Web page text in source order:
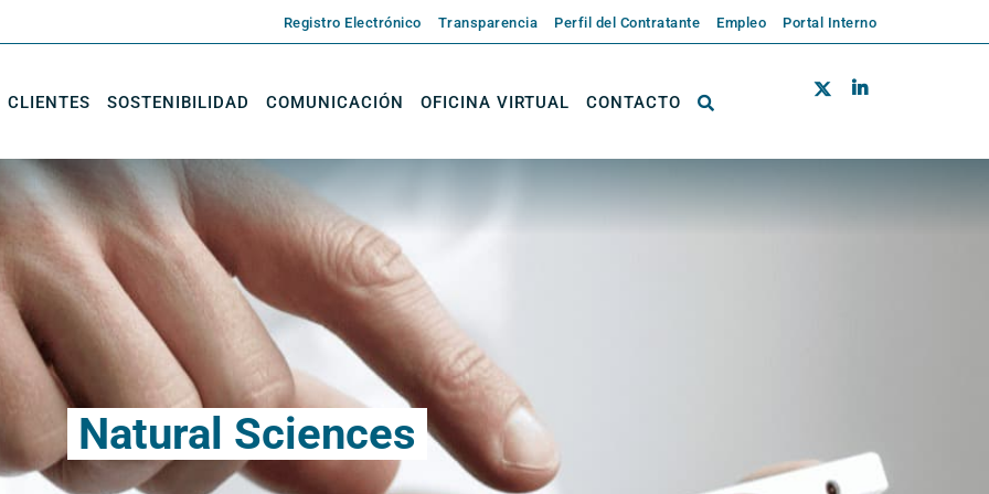
Registro Electrónico Transparencia Perfil del Contratante Empleo Portal Interno
CLIENTES SOSTENIBILIDAD COMUNICACIÓN OFICINA VIRTUAL CONTACTO
Natural Sciences